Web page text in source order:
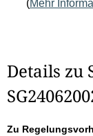
(Mehr
Details zu
Zu